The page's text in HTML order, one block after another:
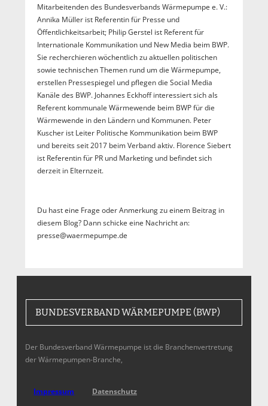
Mitarbeitenden des Bundesverbands Wärmepumpe e. V.:
Annika Müller ist Referentin für Presse und
Öffentlichkeitsarbeit; Philip Gerstel ist Referent für
Internationale Kommunikation und New Media beim BWP.
Sie recherchieren wöchentlich zu aktuellen politischen
sowie technischen Themen rund um die Wärmepumpe,
erstellen Pressespiegel und pflegen die Social Media
Kanäle des BWP. Johannes Eckhoff interessiert sich als
Referent kommunale Wärmewende beim BWP für die
Wärmewende in den Ländern und Kommunen. Peter
Kuscher ist Leiter Politische Kommunikation beim BWP
und bereits seit 2017 beim Verband aktiv. Florence Siebert
ist Referentin für PR und Marketing und befindet sich
derzeit in Elternzeit.
Du hast eine Frage oder Anmerkung zu einem Beitrag in
diesem Blog? Dann schicke eine Nachricht an:
presse@waermepumpe.de
BUNDESVERBAND WÄRMEPUMPE (BWP)
Der Bundesverband Wärmepumpe ist die Branchenvertretung
der Wärmepumpen-Branche,
Impressum Datenschutz